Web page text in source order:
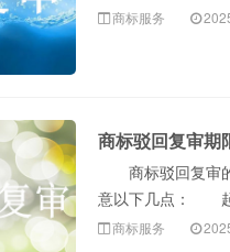
商标服务
商标驳回复审期
商标驳回复审
意以下几点： 起
商标服务